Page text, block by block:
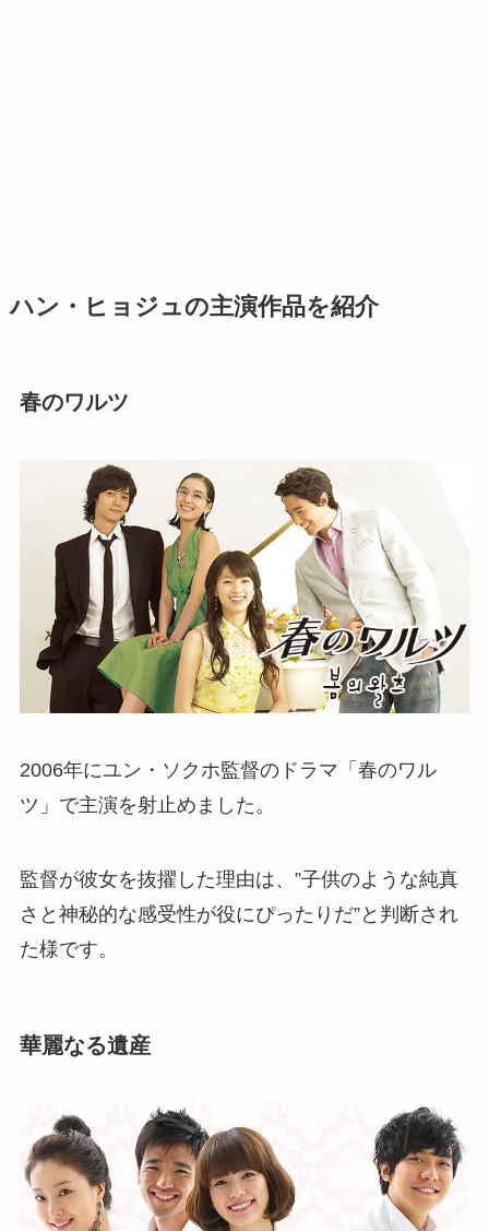
ハン・ヒョジュの主演作品を紹介
春のワルツ
2006年にユン・ソクホ監督のドラマ「春のワル
ツ」で主演を射止めました。
監督が彼女を抜擢した理由は、”子供のような純真
さと神秘的な感受性が役にぴったりだ”と判断され
た様です。
華麗なる遺産